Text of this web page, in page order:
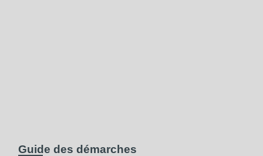
Guide des démarches